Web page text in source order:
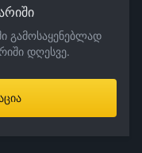
გამოსაყენებლად
დღესვე.